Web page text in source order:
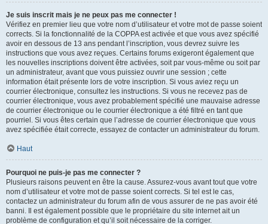
Je suis inscrit mais je ne peux pas me connecter !
Vérifiez en premier lieu que votre nom d’utilisateur et votre mot de passe soient
corrects. Si la fonctionnalité de la COPPA est activée et que vous avez spécifié
avoir en dessous de 13 ans pendant l’inscription, vous devrez suivre les
instructions que vous avez reçues. Certains forums exigeront également que
les nouvelles inscriptions doivent être activées, soit par vous-même ou soit par
un administrateur, avant que vous puissiez ouvrir une session ; cette
information était présente lors de votre inscription. Si vous aviez reçu un
courrier électronique, consultez les instructions. Si vous ne recevez pas de
courrier électronique, vous avez probablement spécifié une mauvaise adresse
de courrier électronique ou le courrier électronique a été filtré en tant que
pourriel. Si vous êtes certain que l’adresse de courrier électronique que vous
avez spécifiée était correcte, essayez de contacter un administrateur du forum.
Haut
Pourquoi ne puis-je pas me connecter ?
Plusieurs raisons peuvent en être la cause. Assurez-vous avant tout que votre
nom d’utilisateur et votre mot de passe soient corrects. Si tel est le cas,
contactez un administrateur du forum afin de vous assurer de ne pas avoir été
banni. Il est également possible que le propriétaire du site internet ait un
problème de configuration et qu’il soit nécessaire de la corriger.